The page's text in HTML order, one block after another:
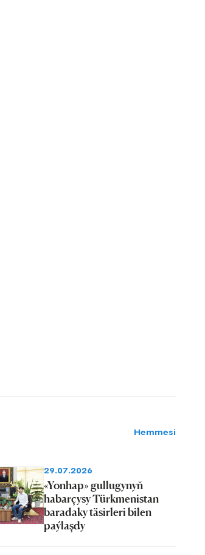
Hemmesi
29.07.2026
«Yonhap» gullugynyň
habarçysy Türkmenistan
baradaky täsirleri bilen
paýlaşdy